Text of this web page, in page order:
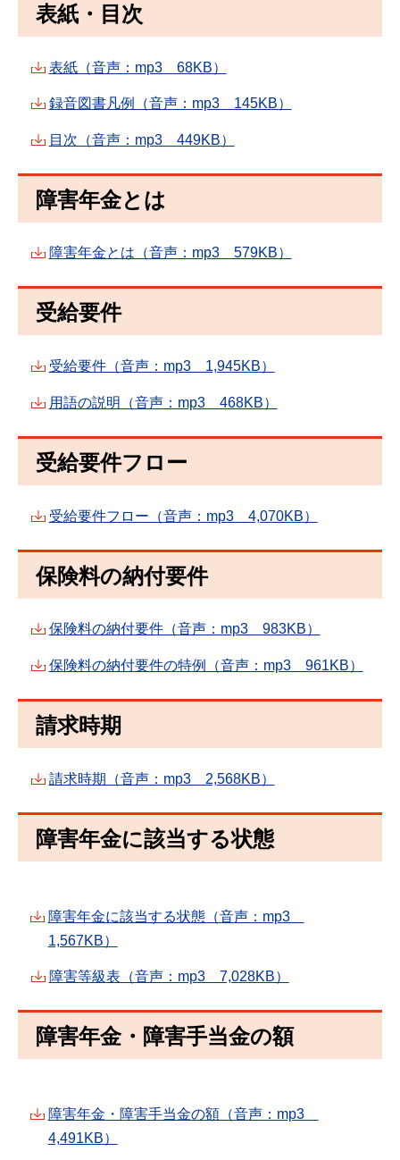
表紙・目次
表紙（音声：mp3 68KB）
録音図書凡例（音声：mp3 145KB）
目次（音声：mp3 449KB）
障害年金とは
障害年金とは（音声：mp3 579KB）
受給要件
受給要件（音声：mp3 1,945KB）
用語の説明（音声：mp3 468KB）
受給要件フロー
受給要件フロー（音声：mp3 4,070KB）
保険料の納付要件
保険料の納付要件（音声：mp3 983KB）
保険料の納付要件の特例（音声：mp3 961KB）
請求時期
請求時期（音声：mp3 2,568KB）
障害年金に該当する状態
障害年金に該当する状態（音声：mp3
1,567KB）
障害等級表（音声：mp3 7,028KB）
障害年金・障害手当金の額
障害年金・障害手当金の額（音声：mp3
4,491KB）